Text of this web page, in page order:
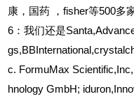
康，国药
，fisher等500多
6 ：我们还是
c. FormuMax
hnology GmbH;